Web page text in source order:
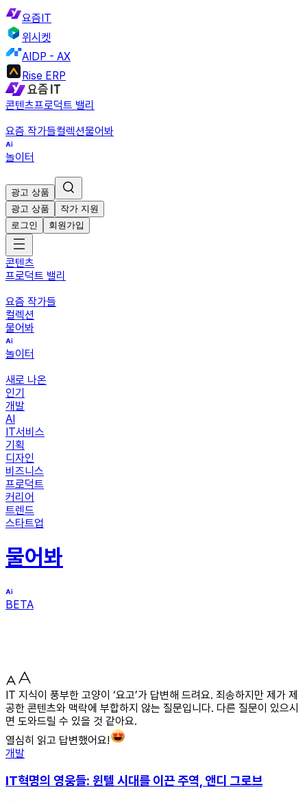
요즘IT
위시켓
AIDP - AX
Rise ERP
콘텐츠프로덕트 밸리
요즘 작가들컬렉션물어봐
놀이터
광고 상품
광고 상품
작가 지원
로그인
회원가입
콘텐츠
프로덕트 밸리
요즘 작가들
컬렉션
물어봐
놀이터
새로 나온
인기
개발
AI
IT서비스
기획
디자인
비즈니스
프로덕트
커리어
트렌드
스타트업
물어봐
BETA
IT 지식이 풍부한 고양이 ‘요고’가 답변해 드려요. 죄송하지만 제가 제
공한 콘텐츠와 맥락에 부합하지 않는 질문입니다. 다른 질문이 있으시
면 도와드릴 수 있을 것 같아요.
열심히 읽고 답변했어요!
개발
IT혁명의 영웅들: 윈텔 시대를 이끈 주역, 앤디 그로브